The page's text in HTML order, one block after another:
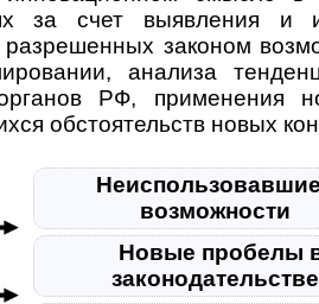
за счет выявления и
разрешенных законом
анализа
РФ, применения
обстоятельств новых
возможности
Новые пробелы